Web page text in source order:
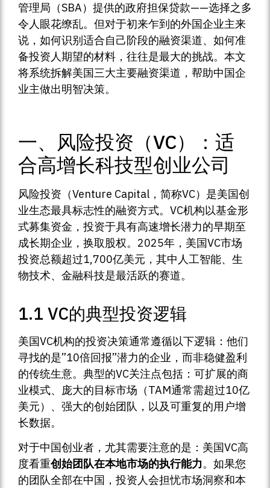
管理局（SBA）提供的政府担保贷款——选择之多
令人眼花缭乱。但对于初来乍到的外国企业主来
说，如何识别适合自己阶段的融资渠道、如何准
备投资人期望的材料，往往是最大的挑战。本文
将系统拆解美国三大主要融资渠道，帮助中国企
业主做出明智决策。
一、风险投资（VC）：适
合高增长科技型创业公司
风险投资（Venture Capital，简称VC）是美国创
业生态最具标志性的融资方式。VC机构以基金形
式募集资金，投资于具有高速增长潜力的早期至
成长期企业，换取股权。2025年，美国VC市场
投资总额超过1,700亿美元，其中人工智能、生
物技术、金融科技是最活跃的赛道。
1.1 VC的典型投资逻辑
美国VC机构的投资决策通常遵循以下逻辑：他们
寻找的是”10倍回报”潜力的企业，而非稳健盈利
的传统生意。典型的VC关注点包括：可扩展的商
业模式、庞大的目标市场（TAM通常需超过10亿
美元）、强大的创始团队，以及可重复的用户增
长数据。
对于中国创业者，尤其需要注意的是：美国VC高
度看重创始团队在本地市场的执行能力。如果您
的团队全部在中国，投资人会担忧市场洞察和本